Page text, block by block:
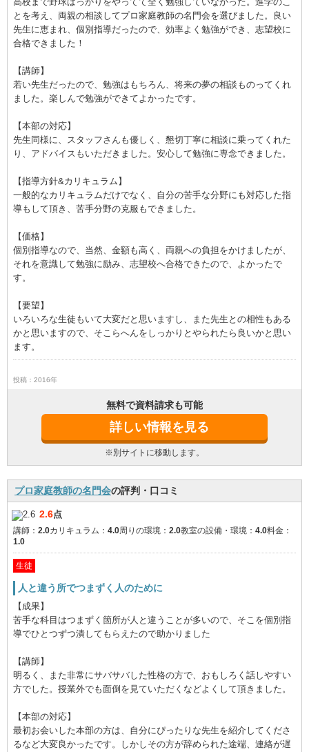
とを考え、両親の相談してプロ家庭教師の名門会を選びました。良い
先生に恵まれ、個別指導だったので、効率よく勉強ができ、志望校に
合格できました！
【講師】
若い先生だったので、勉強はもちろん、将来の夢の相談ものってくれ
ました。楽しんで勉強ができてよかったです。
【本部の対応】
先生同様に、スタッフさんも優しく、懇切丁寧に相談に乗ってくれた
り、アドバイスもいただきました。安心して勉強に専念できました。
【指導方針&カリキュラム】
一般的なカリキュラムだけでなく、自分の苦手な分野にも対応した指
導もして頂き、苦手分野の克服もできました。
【価格】
個別指導なので、当然、金額も高く、両親への負担をかけましたが、
それを意識して勉強に励み、志望校へ合格できたので、よかったで
す。
【要望】
いろいろな生徒もいて大変だと思いますし、また先生との相性もある
かと思いますので、そこらへんをしっかりとやられたら良いかと思い
ます。
投稿：2016年
無料で資料請求も可能
詳しい情報を見る
※別サイトに移動します。
プロ家庭教師の名門会の評判・口コミ
2.6点
講師： 2.0カリキュラム： 4.0周りの環境： 2.0教室の設備・環境： 4.0料金：
1.0
生徒
人と違う所でつまずく人のために
【成果】
苦手な科目はつまずく箇所が人と違うことが多いので、そこを個別指
導でひとつずつ潰してもらえたので助かりました
【講師】
明るく、また非常にサバサバした性格の方で、おもしろく話しやすい
方でした。授業外でも面倒を見ていただくなどよくして頂きました。
【本部の対応】
最初お会いした本部の方は、自分にぴったりな先生を紹介してくださ
るなど大変良かったです。しかしその方が辞められた途端、連絡が遅